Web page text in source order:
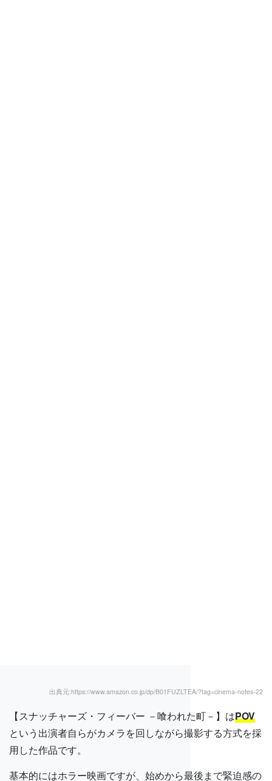
出典元:https://www.amazon.co.jp/dp/B01FUZLTEA/?tag=cinema-notes-22
【スナッチャーズ・フィーバー －喰われた町－】はPOV
という出演者自らがカメラを回しながら撮影する方式を採
用した作品です。
基本的にはホラー映画ですが、始めから最後まで緊迫感の